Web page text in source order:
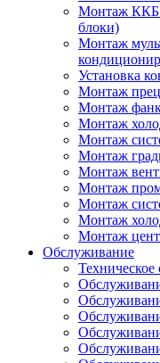
Монтаж ККБ
блоки)
Монтаж
Установка
Монтаж
Монтаж
Монтаж
Монтаж
Монтаж
Монтаж
Монтаж
Монтаж
Монтаж
Монтаж
Обслуживание